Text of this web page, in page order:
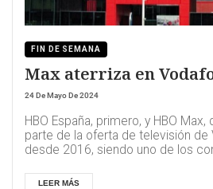
FIN DE SEMANA
Max aterriza en
24 De Mayo De 2024
HBO España, primero, y HBO
parte de la oferta de televisión de
desde 2016, siendo uno de los
LEER MÁS